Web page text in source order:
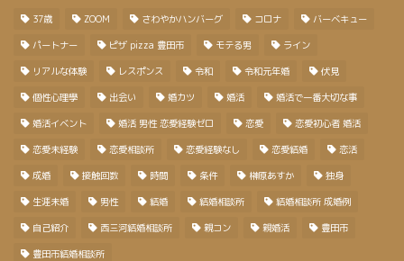
37歳 ZOOM さわやかハンバーグ コロナ バーベキュー
パートナー ピザ pizza 豊田市 モテる男 ライン
リアルな体験 レスポンス 令和 令和元年婚 伏見
個性心理學 出会い 婚カツ 婚活 婚活で一番大切な事
婚活イベント 婚活 男性 恋愛経験ゼロ 恋愛 恋愛初心者 婚活
恋愛未経験 恋愛相談所 恋愛経験なし 恋愛結婚 恋活
成婚 接触回数 時間 条件 榊原あすか 独身
生涯未婚 男性 結婚 結婚相談所 結婚相談所 成婚例
自己紹介 西三河結婚相談所 親コン 親婚活 豊田市
豊田市結婚相談所